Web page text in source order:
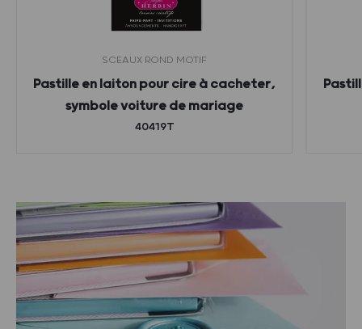
SCEAUX ROND MOTIF
Pastille en laiton pour cire à cacheter,
symbole voiture de mariage
40419T